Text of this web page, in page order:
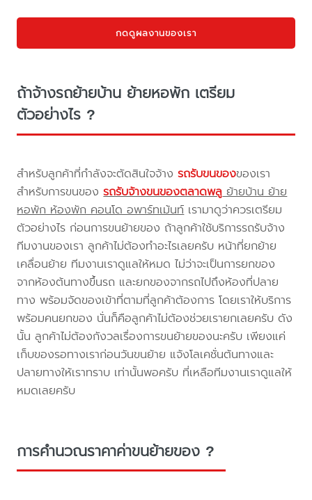
กดดูผลงานของเรา
ถ้าจ้างรถย้ายบ้าน ย้ายหอพัก เตรียม
ตัวอย่างไร ?
สำหรับลูกค้าที่กำลังจะตัดสินใจจ้างรถรับขนของของเรา
สำหรับการขนของรถรับจ้างขนของตลาดพลูย้ายบ้าน ย้าย
หอพัก ห้องพัก คอนโด อพาร์ทเม้นท์เรามาดูว่าควรเตรียม
ตัวอย่างไร ก่อนการขนย้ายของ ถ้าลูกค้าใช้บริการรถรับจ้าง
ทีมงานของเรา ลูกค้าไม่ต้องทำอะไรเลยครับ หน้าที่ยกย้าย
เคลื่อนย้าย ทีมงานเราดูแลให้หมด ไม่ว่าจะเป็นการยกของ
จากห้องต้นทางขึ้นรถ และยกของจากรถไปถึงห้องที่ปลาย
ทาง พร้อมจัดของเข้าที่ตามที่ลูกค้าต้องการ โดยเราให้บริการ
พร้อมคนยกของ นั่นก็คือลูกค้าไม่ต้องช่วยเรายกเลยครับ ดัง
นั้น ลูกค้าไม่ต้องกังวลเรื่องการขนย้ายของนะครับ เพียงแค่
เก็บของรอทางเราก่อนวันขนย้าย แจ้งโลเคชั่นต้นทางและ
ปลายทางให้เราทราบ เท่านั้นพอครับ ที่เหลือทีมงานเราดูแลให้
หมดเลยครับ
การคำนวณราคาค่าขนย้ายของ ?